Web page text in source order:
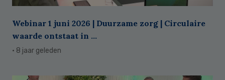
Webinar 1 juni 2026 | Duurzame zorg | Circulaire
waarde ontstaat in ...
· 8 jaar geleden